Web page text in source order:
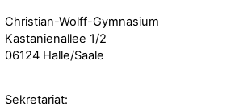
Christian-Wolff-Gymnasium
Kastanienallee 1/2
06124 Halle/Saale
Sekretariat: